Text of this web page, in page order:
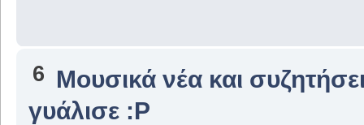
6 Μουσικά νέα και
γυάλισε :P